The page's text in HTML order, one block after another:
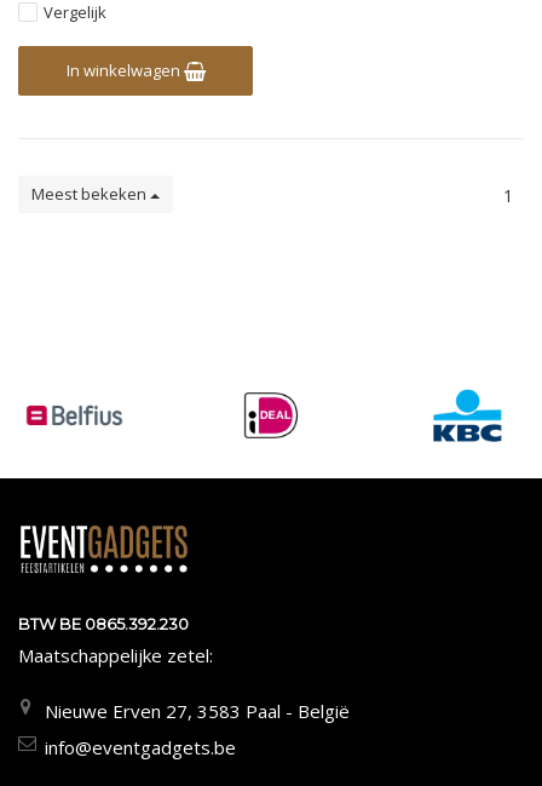
Vergelijk
In winkelwagen
Meest bekeken 1
BTW BE 0865.392.230
Maatschappelijke zetel:
Nieuwe Erven 27, 3583 Paal - België
info@eventgadgets.be